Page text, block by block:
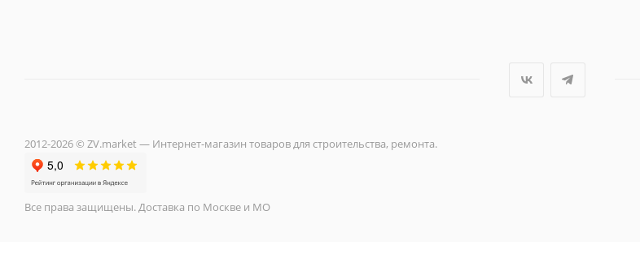
2012-2026 © ZV.market — Интернет-магазин товаров для строительства, ремонта.
Все права защищены. Доставка по Москве и МО